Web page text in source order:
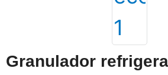
Granulador